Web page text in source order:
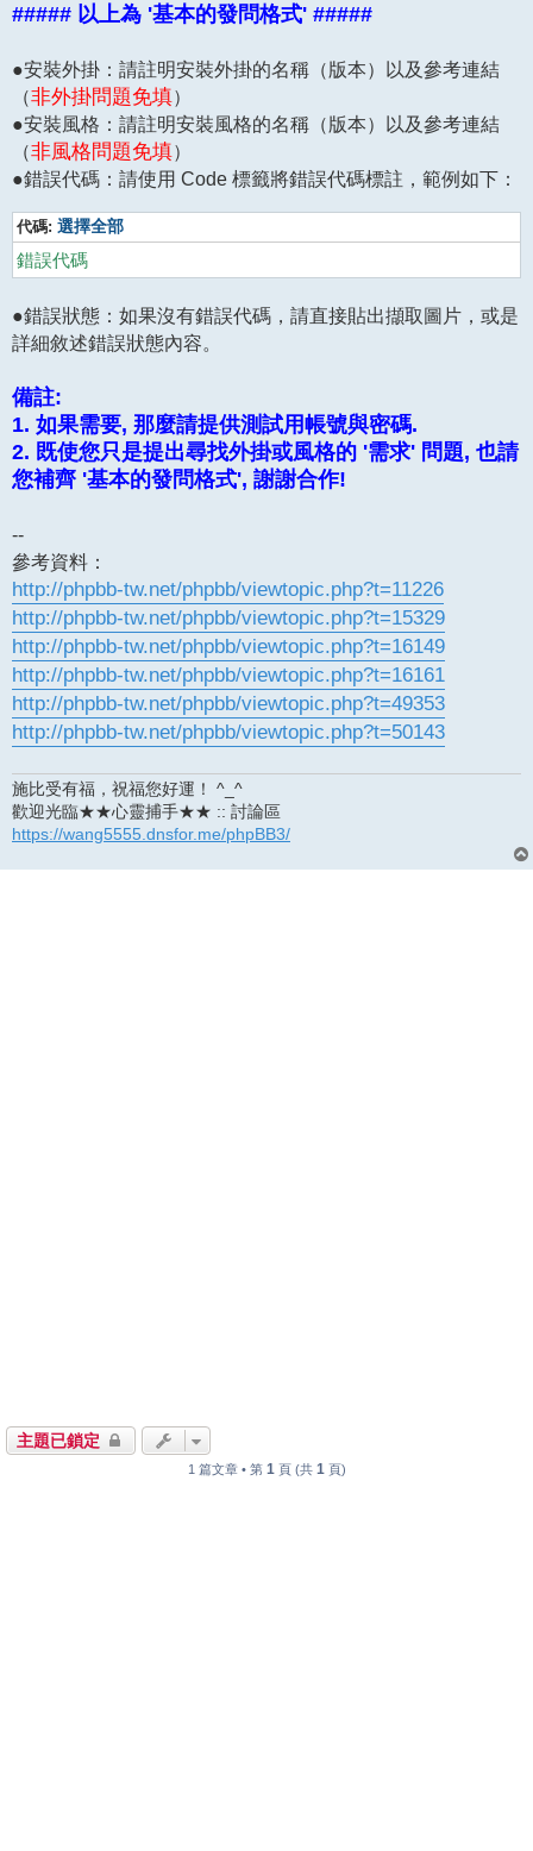
##### 以上為 '基本的發問格式' #####
●安裝外掛：請註明安裝外掛的名稱（版本）以及參考連結
（非外掛問題免填）
●安裝風格：請註明安裝風格的名稱（版本）以及參考連結
（非風格問題免填）
●錯誤代碼：請使用 Code 標籤將錯誤代碼標註，範例如下：
代碼: 選擇全部
錯誤代碼
●錯誤狀態：如果沒有錯誤代碼，請直接貼出擷取圖片，或是
詳細敘述錯誤狀態內容。
備註:
1. 如果需要, 那麼請提供測試用帳號與密碼.
2. 既使您只是提出尋找外掛或風格的 '需求' 問題, 也請
您補齊 '基本的發問格式', 謝謝合作!
--
參考資料：
http://phpbb-tw.net/phpbb/viewtopic.php?t=11226
http://phpbb-tw.net/phpbb/viewtopic.php?t=15329
http://phpbb-tw.net/phpbb/viewtopic.php?t=16149
http://phpbb-tw.net/phpbb/viewtopic.php?t=16161
http://phpbb-tw.net/phpbb/viewtopic.php?t=49353
http://phpbb-tw.net/phpbb/viewtopic.php?t=50143
施比受有福，祝福您好運！ ^_^
歡迎光臨★★心靈捕手★★ :: 討論區
https://wang5555.dnsfor.me/phpBB3/
主題已鎖定
1 篇文章 • 第 1 頁 (共 1 頁)